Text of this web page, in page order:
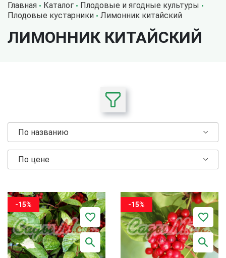
Главная Каталог
Плодовые и ягодные культуры
Плодовые кустарники
Лимонник китайский
ЛИМОННИК КИТАЙСКИЙ
По названию
По цене
-15% -15%